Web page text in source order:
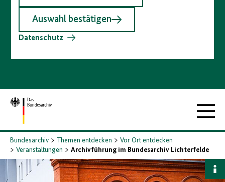
Auswahl bestätigen
Datenschutz
Zur
Startseite
Bundesarchiv Themen entdecken
Vor Ort entdecken
Veranstaltungen
Archivführung im Bundesarchiv Lichterfelde